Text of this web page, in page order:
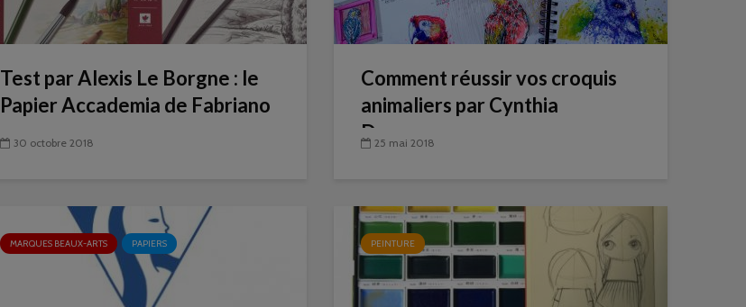
Test par Alexis Le Borgne : le
Papier Accademia de Fabriano
30 octobre 2018
Comment réussir vos croquis
animaliers par Cynthia
Dormeyer
25 mai 2018
MARQUES BEAUX-ARTS PAPIERS PEINTURE